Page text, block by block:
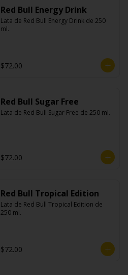
Red Bull Energy Drink
Lata de Red Bull Energy Drink de 250
ml.
$72.00
Red Bull Sugar Free
Lata de Red Bull Sugar Free de 250 ml.
$72.00
Red Bull Tropical Edition
Lata de Red Bull Tropical Edition de
250 ml.
$72.00